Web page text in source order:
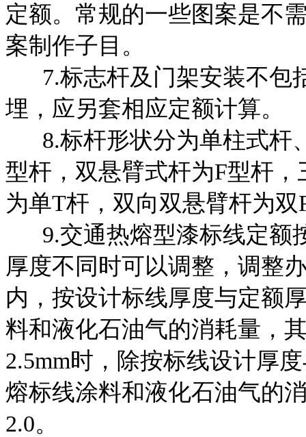
定额。常规的一些图案是不
案制作子目。
7.标志杆及门架安装不包
埋，应另套相应定额计算。
8.标杆形状分为单柱式杆
型杆，双悬臂式杆为F型杆
为单T杆，双向双悬臂杆为
9.交通热熔型漆标线定额
厚度不同时可以调整，调整
内，按设计标线厚度与定额
料和液化石油气的消耗量，
2.5mm时，除按标线设计厚
熔标线涂料和液化石油气的
2.0。